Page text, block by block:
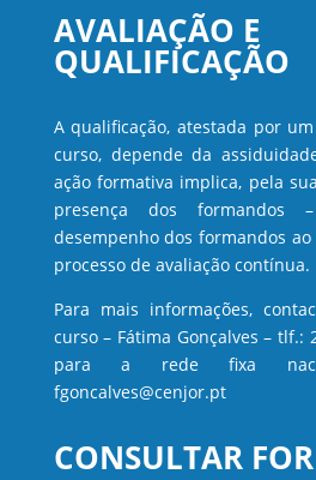
AVALIAÇÃO E
QUALIFICAÇÃO
A qualificação, atestada por
curso, depende da
ação formativa implica, pela
presença dos
desempenho dos formandos
processo de avaliação contínua.
Para mais informações,
curso – Fátima Gonçalves – tlf.:
para a rede fixa
fgoncalves@cenjor.pt
CONSULTAR